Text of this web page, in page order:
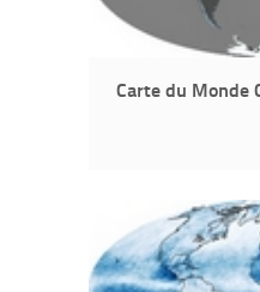
Carte du Monde